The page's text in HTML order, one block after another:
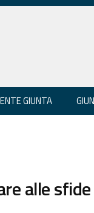
GIUNTA
alle